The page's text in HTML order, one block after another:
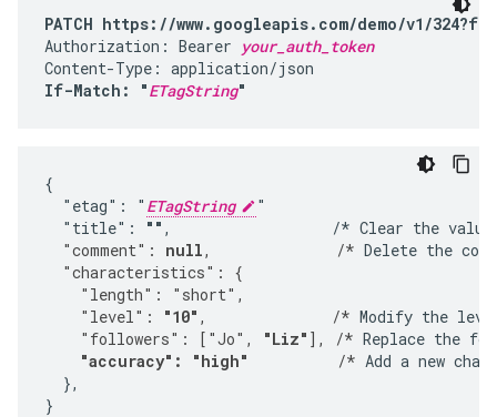
PATCH https://www.googleapis.com/demo/v1/
Authorization: Bearer your_auth_token
If-Match: "ETagString"
{
  "etag": "
ETagString
"
  "title":
"" ,                  /* Clear the value
  "comment":
null,              /* Delete the
  "characteristics": {
    "length": "short",
    "level":
"10" ,              /* Modify the
    "followers": ["Jo",
"Liz" ], /* Replace the
"accuracy": "high"
          /*
Add a new
  },
}